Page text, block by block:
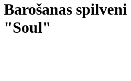
Barošanas
"Soul"